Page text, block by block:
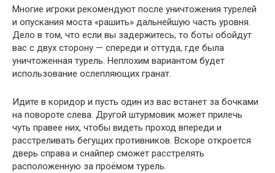
Многие игроки рекомендуют после уничтожения турелей
и опускания моста «рашить» дальнейшую часть уровня.
Дело в том, что если вы задержитесь, то боты обойдут
вас с двух сторону — спереди и оттуда, где была
уничтоженная турель. Неплохим вариантом будет
использование ослепляющих гранат.
Идите в коридор и пусть один из вас встанет за бочками
на повороте слева. Другой штурмовик может прилечь
чуть правее них, чтобы видеть проход впереди и
расстреливать бегущих противников. Вскоре откроется
дверь справа и снайпер сможет расстрелять
расположенную за проёмом турель.